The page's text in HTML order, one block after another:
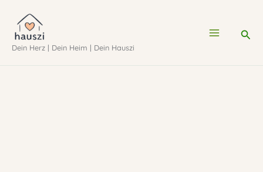
Inhalt
springen
Dein Herz | Dein Heim | Dein Hauszi